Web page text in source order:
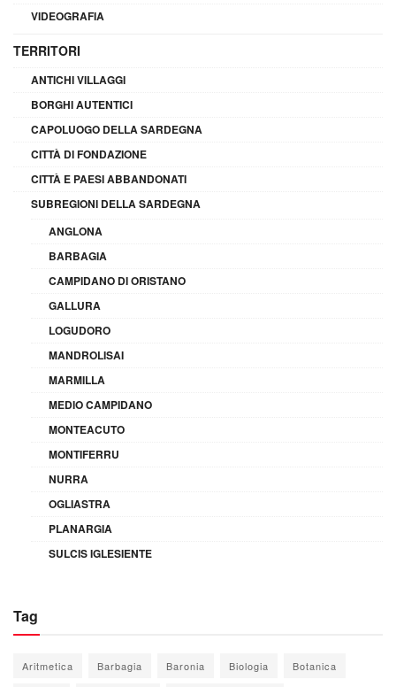
VIDEOGRAFIA
TERRITORI
ANTICHI VILLAGGI
BORGHI AUTENTICI
CAPOLUOGO DELLA SARDEGNA
CITTÀ DI FONDAZIONE
CITTÀ E PAESI ABBANDONATI
SUBREGIONI DELLA SARDEGNA
ANGLONA
BARBAGIA
CAMPIDANO DI ORISTANO
GALLURA
LOGUDORO
MANDROLISAI
MARMILLA
MEDIO CAMPIDANO
MONTEACUTO
MONTIFERRU
NURRA
OGLIASTRA
PLANARGIA
SULCIS IGLESIENTE
Tag
Aritmetica Barbagia Baronia Biologia Botanica